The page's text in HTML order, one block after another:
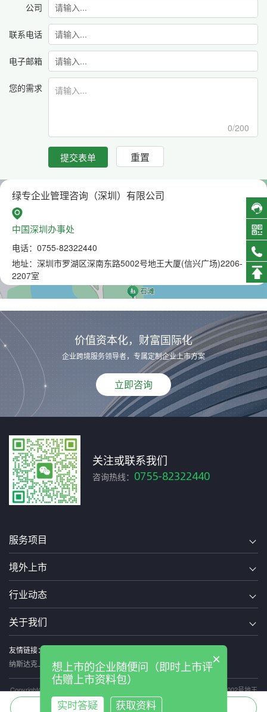
公司
联系电话
电子邮箱
您的需求
0/200
绿专企业管理咨询（深圳）有限公司
中国深圳办事处
电话：0755-82322440
地址：深圳市罗湖区深南东路5002号地王大厦(信兴广场)2206-
2207室
价值资本化，财富国际化
企业跨境服务领导者，专属定制企业上市方案
立即咨询
关注或联系我们
咨询热线： 0755-82322440
服务项目
境外上市
行业动态
关于我们
友情链接：
纳斯达克上市辅导
Copyright@2016 All Rights Reserved design szdbi 深圳市罗湖区深南东路5002号地王
大厦2206-2207室粤ICP备16008798号
×
想上市的企业随便问（即时上市评
估赠上市资料包）
实时答疑 获取资料
上市评估